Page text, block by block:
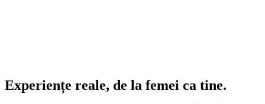
Experiențe reale, de la femei ca tine.